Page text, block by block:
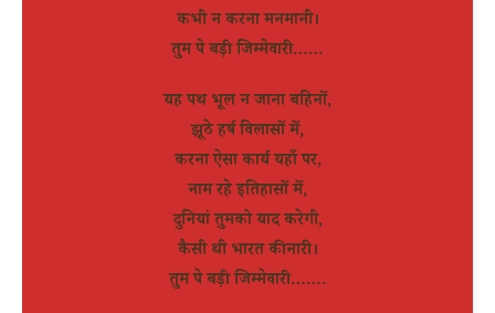
कभी न करना मनमानी।
तुम पे बड़ी जिम्मेवारी……
यह पथ भूल न जाना बहिनों,
झूठे हर्ष विलासों में,
करना ऐसा कार्य यहाँ पर,
नाम रहे इतिहासों में,
दुनियां तुमको याद करेगी,
कैसी थी भारत की नारी।
तुम पे बड़ी जिम्मेवारी…….